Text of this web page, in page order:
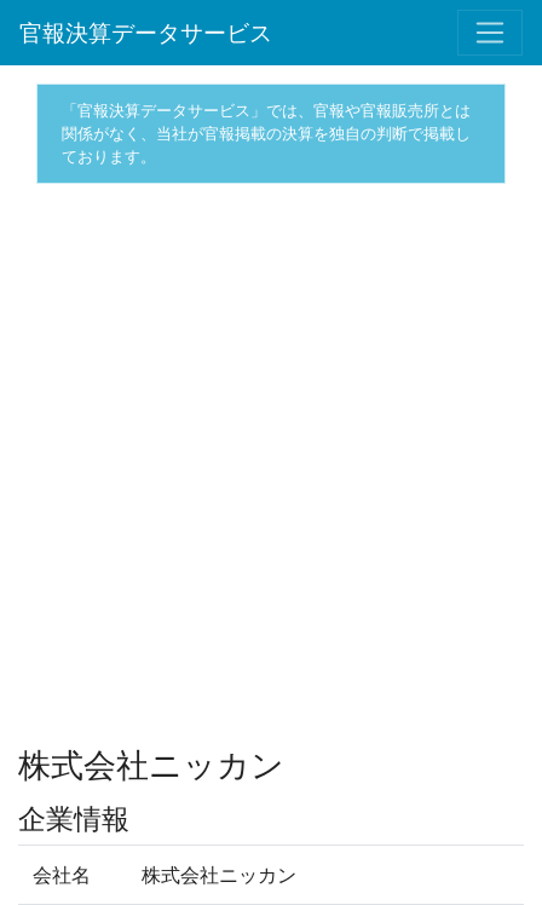
官報決算データサービス
「官報決算データサービス」では、官報や官報販売所とは
関係がなく、当社が官報掲載の決算を独自の判断で掲載し
ております。
株式会社ニッカン
企業情報
会社名 株式会社ニッカン